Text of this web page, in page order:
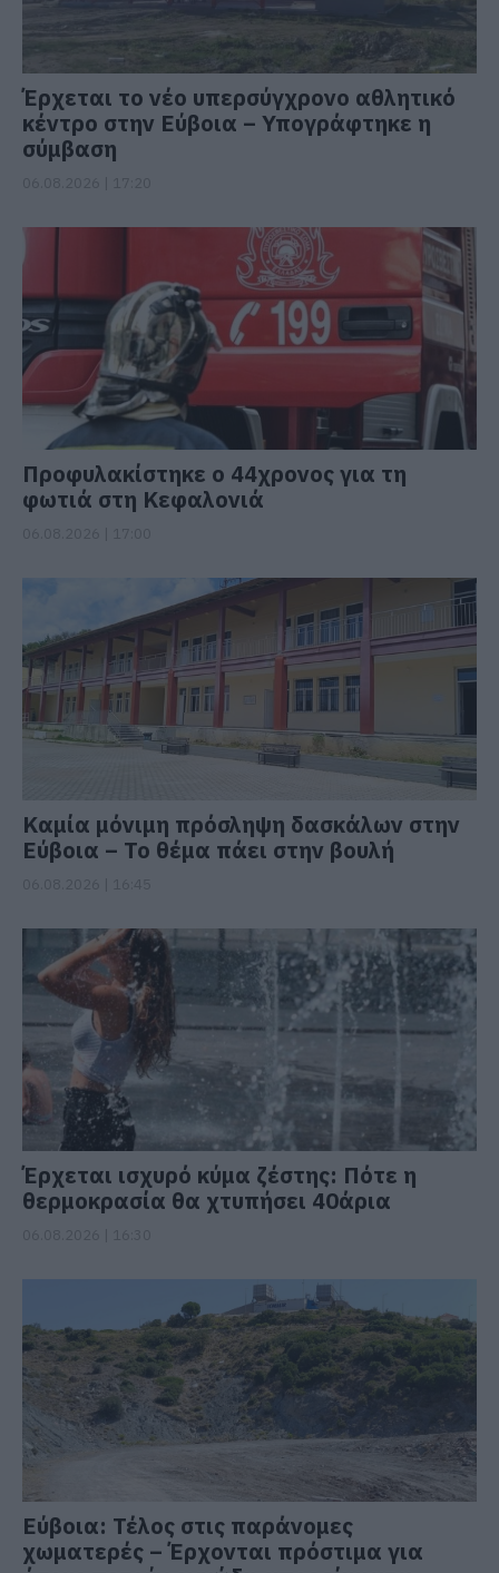
Έρχεται το νέο υπερσύγχρονο αθλητικό
κέντρο στην Εύβοια – Υπογράφτηκε η
σύμβαση
Προφυλακίστηκε ο 44χρονος για τη
φωτιά στη Κεφαλονιά
Καμία μόνιμη πρόσληψη δασκάλων στην
Εύβοια – Το θέμα πάει στην βουλή
Έρχεται ισχυρό κύμα ζέστης: Πότε η
θερμοκρασία θα χτυπήσει 40άρια
Εύβοια: Τέλος στις παράνομες
χωματερές – Έρχονται πρόστιμα για